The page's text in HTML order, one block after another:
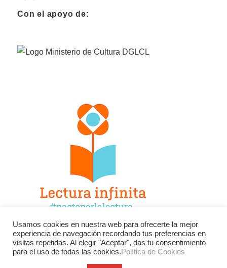
Con el apoyo de:
Facebook Twitter
Instagram
YouTube
LinkedIn Contacto
Usamos cookies en nuestra web para ofrecerte la mejor
experiencia de navegación recordando tus preferencias en
visitas repetidas. Al elegir "Aceptar", das tu consentimiento
para el uso de todas las cookies.Política de Cookies